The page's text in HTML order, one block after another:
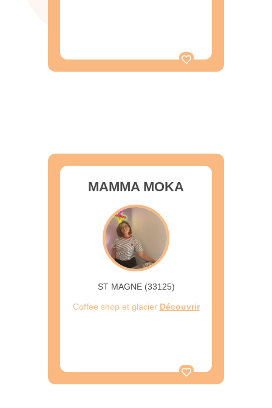
MAMMA MOKA
ST MAGNE (33125)
Coffee shop et glacier Découvrir